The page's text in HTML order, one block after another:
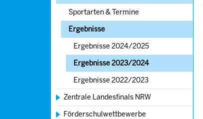
Sportarten & Termine
Ergebnisse
Ergebnisse 2024/2025
Ergebnisse 2023/2024
Ergebnisse 2022/2023
Zentrale Landesfinals NRW
Förderschulwettbewerbe